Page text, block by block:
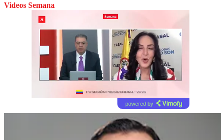
Videos Semana
powered by